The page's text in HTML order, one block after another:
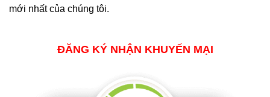
mới nhất của chúng tôi.
ĐĂNG KÝ NHẬN KHUYẾN MẠI